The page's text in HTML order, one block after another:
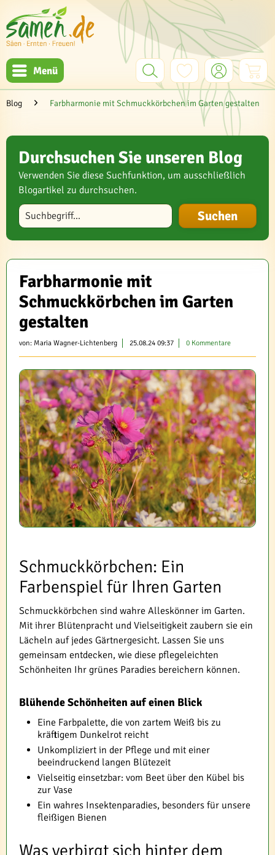
Menü
Blog Farbharmonie mit Schmuckkörbchen im Garten gestalten
Durchsuchen Sie unseren Blog
Verwenden Sie diese Suchfunktion, um ausschließlich
Blogartikel zu durchsuchen.
Blog durchsuchen
Farbharmonie mit
Schmuckkörbchen im Garten
gestalten
von: Maria Wagner-Lichtenberg 25.08.24 09:37 0 Kommentare
Schmuckkörbchen: Ein
Farbenspiel für Ihren Garten
Schmuckkörbchen sind wahre Alleskönner im Garten.
Mit ihrer Blütenpracht und Vielseitigkeit zaubern sie ein
Lächeln auf jedes Gärtnergesicht. Lassen Sie uns
gemeinsam entdecken, wie diese pflegeleichten
Schönheiten Ihr grünes Paradies bereichern können.
Blühende Schönheiten auf einen Blick
Eine Farbpalette, die von zartem Weiß bis zu
kräftigem Dunkelrot reicht
Unkompliziert in der Pflege und mit einer
beeindruckend langen Blütezeit
Vielseitig einsetzbar: vom Beet über den Kübel bis
zur Vase
Ein wahres Insektenparadies, besonders für unsere
fleißigen Bienen
Was verbirgt sich hinter dem